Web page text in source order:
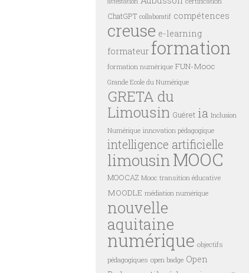
ChatGPT collaboratif compétences
creuse e-learning
formateur formation
formation numérique FUN-Mooc
Grande Ecole du Numérique
GRETA du
Limousin Guéret ia Inclusion
Numérique innovation pédagogique
intelligence artificielle
limousin MOOC
MOOCAZ Mooc transition éducative
MOODLE médiation numérique
nouvelle
aquitaine
numérique objectifs
pédagogiques open badge Open